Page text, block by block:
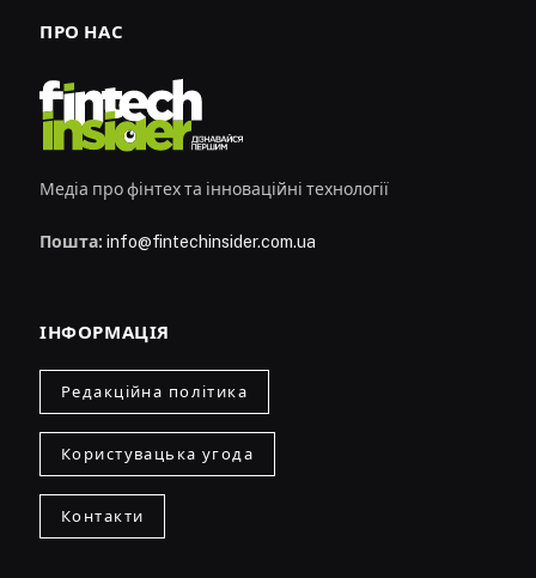
ПРО НАС
Медіа про фінтех та інноваційні технології
Пошта: info@fintechinsider.com.ua
ІНФОРМАЦІЯ
Редакційна політика
Користувацька угода
Контакти